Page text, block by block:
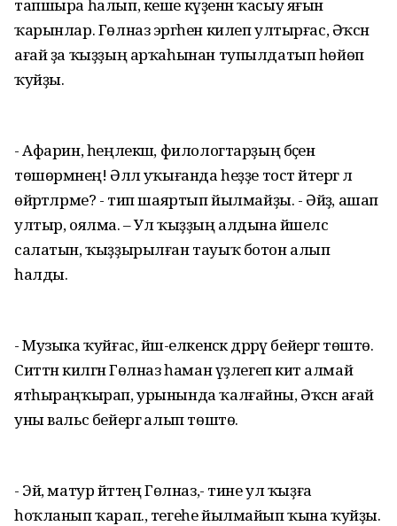
тапшыра һалып, кеше күҙенән ҡасыу яғын
ҡарынлар. Гөлназ эргәһен килеп ултырғас, Әҡсән
ағай ҙа ҡыҙҙың арҡаһынан тупылдатып һөйөп
ҡуйҙы.
- Афарин, һеңлекәш, филологтарҙың бәҫен
төшөрмәнең! Әллә уҡығанда һеҙҙе тост әйтергә лә
өйрәтәлрме? - тип шаяртып йылмайҙы. - Әйҙә, ашап
ултыр, оялма. – Ул ҡыҙҙың алдына йәшелсә
салатын, ҡыҙҙырылған тауыҡ ботон алып
һалды.
- Музыка ҡуйғас, йәш-елкенсәк дәррәү бейергә төштө.
Ситтән килгән Гөлназ һаман үҙлегеп китә алмай
ятһыраңҡырап, урынында ҡалғайны, Әҡсән ағай
уны вальс бейергә алып төштө.
- Эй, матур әйттең Гөлназ,- тине ул ҡыҙға
һоҡланып ҡарап., тегеһе йылмайып ҡына ҡуйҙы.